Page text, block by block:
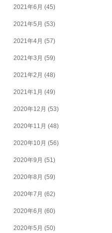
2021年6月 (45)
2021年5月 (53)
2021年4月 (57)
2021年3月 (59)
2021年2月 (48)
2021年1月 (49)
2020年12月 (53)
2020年11月 (48)
2020年10月 (56)
2020年9月 (51)
2020年8月 (59)
2020年7月 (62)
2020年6月 (60)
2020年5月 (50)